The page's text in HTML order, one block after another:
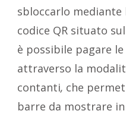
sbloccarlo mediante
codice QR situato
è possibile pagare
attraverso la
contanti, che
barre da mostrare